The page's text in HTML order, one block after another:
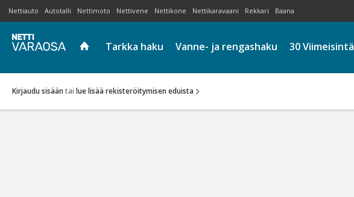
Nettiauto Autotalli Nettimoto Nettivene Nettikone Nettikaravaani Rekkari Baana
Tarkka haku Vanne- ja rengashaku 30 Viimeisintä
Kirjaudu sisään tai lue lisää rekisteröitymisen eduista